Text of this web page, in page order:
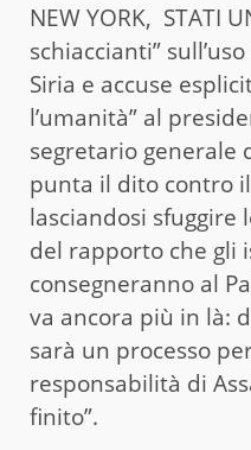
NEW YORK, STATI
schiaccianti”
Siria e accuse
l’umanità” al
segretario generale
punta il dito contro
lasciandosi
del rapporto che gli
consegneranno al
va ancora più in là:
sarà un processo
responsabilità di
finito”.